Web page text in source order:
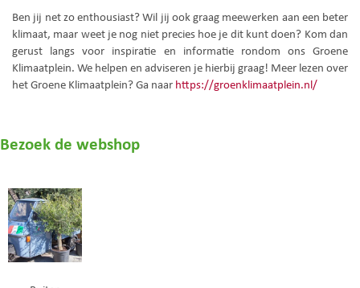
Ben jij net zo enthousiast? Wil jij ook graag meewerken aan een beter
klimaat, maar weet je nog niet precies hoe je dit kunt doen? Kom dan
gerust langs voor inspiratie en informatie rondom ons Groene
Klimaatplein. We helpen en adviseren je hierbij graag! Meer lezen over
het Groene Klimaatplein? Ga naar https://groenklimaatplein.nl/
Bezoek de webshop